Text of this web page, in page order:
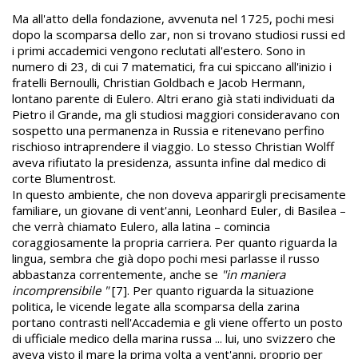
Ma all'atto della fondazione, avvenuta nel 1725, pochi mesi
dopo la scomparsa dello zar, non si trovano studiosi russi ed
i primi accademici vengono reclutati all'estero. Sono in
numero di 23, di cui 7 matematici, fra cui spiccano all'inizio i
fratelli Bernoulli, Christian Goldbach e Jacob Hermann,
lontano parente di Eulero. Altri erano già stati individuati da
Pietro il Grande, ma gli studiosi maggiori consideravano con
sospetto una permanenza in Russia e ritenevano perfino
rischioso intraprendere il viaggio. Lo stesso Christian Wolff
aveva rifiutato la presidenza, assunta infine dal medico di
corte Blumentrost.
In questo ambiente, che non doveva apparirgli precisamente
familiare, un giovane di vent'anni, Leonhard Euler, di Basilea –
che verrà chiamato Eulero, alla latina – comincia
coraggiosamente la propria carriera. Per quanto riguarda la
lingua, sembra che già dopo pochi mesi parlasse il russo
abbastanza correntemente, anche se "in maniera
incomprensibile "[7]. Per quanto riguarda la situazione
politica, le vicende legate alla scomparsa della zarina
portano contrasti nell'Accademia e gli viene offerto un posto
di ufficiale medico della marina russa ... lui, uno svizzero che
aveva visto il mare la prima volta a vent'anni, proprio per